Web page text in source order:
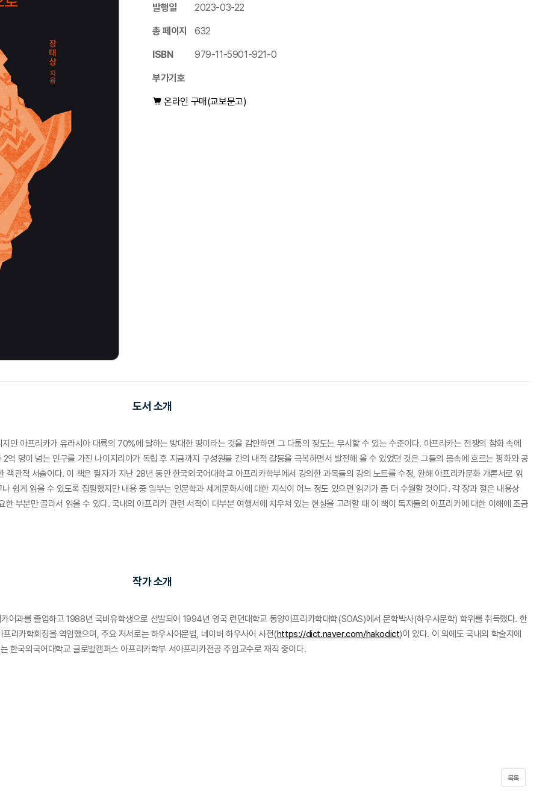
발행일 2023-03-22
총 페이지 632
ISBN 979-11-5901-921-0
부가기호
온라인 구매(교보문고)
도서 소개
만 아프리카가 유라시아 대륙의 70%에 달하는 방대한 땅이라는 것을 감안하면 그 다툼의 정도는 무시할 수 있는 수준이다. 아프리카는 전쟁의 참화 속에
명이 넘는 인구를 가진 나이지리아가 독립 후 지금까지 구성원들 간의 내적 갈등을 극복하면서 발전해 올 수 있었던 것은 그들의 몸속에 흐르는 평화와 공
관적 서술이다. 이 책은 필자가 지난 28년 동안 한국외국어대학교 아프리카학부에서 강의한 과목들의 강의 노트를 수정, 완해 아프리카문화 개론서로 읽
쉽게 읽을 수 있도록 집필했지만 내용 중 일부는 인문학과 세계문화사에 대한 지식이 어느 정도 있으면 읽기가 좀 더 수월할 것이다. 각 장과 절은 내용상
부분만 골라서 읽을 수 있다. 국내의 아프리카 관련 서적이 대부분 여행서에 치우쳐 있는 현실을 고려할 때 이 책이 독자들의 아프리카에 대한 이해에 조금
작가 소개
어과를 졸업하고 1988년 국비유학생으로 선발되어 1994년 영국 런던대학교 동양아프리카학대학(SOAS)에서 문학박사(하우사문학) 학위를 취득했다. 한
리카학회장을 역임했으며, 주요 저서로는 하우사어문법, 네이버 하우사어 사전(https://dict.naver.com/hakodict)이 있다. 이 외에도 국내외 학술지에
한국외국어대학교 글로벌캠퍼스 아프리카학부 서아프리카전공 주임교수로 재직 중이다.
목록